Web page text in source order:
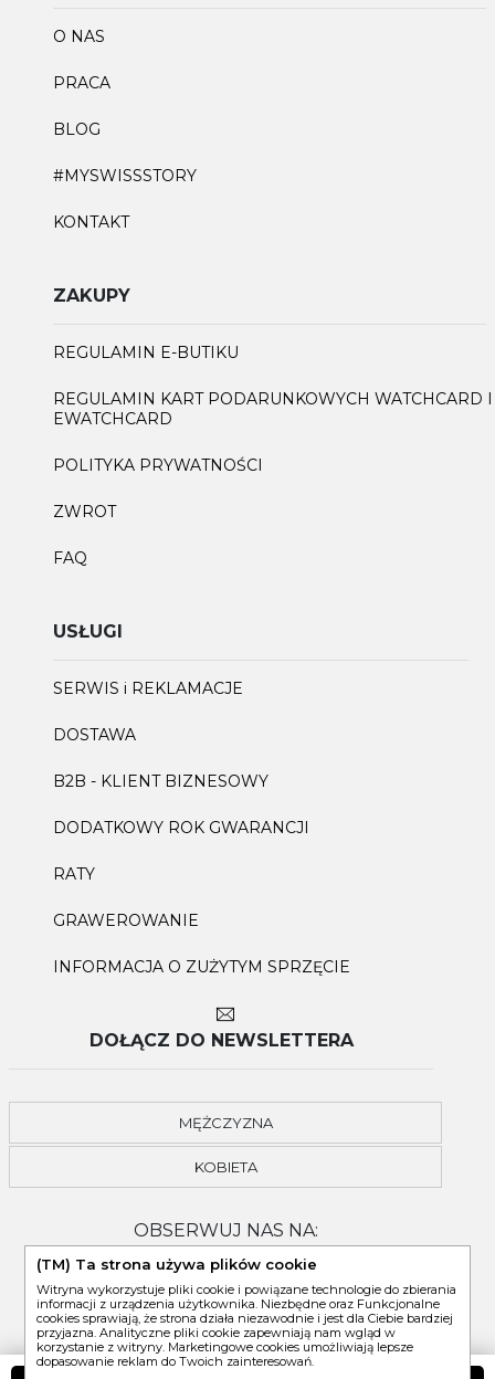
O NAS
PRACA
BLOG
#MYSWISSSTORY
KONTAKT
ZAKUPY
REGULAMIN E-BUTIKU
REGULAMIN KART PODARUNKOWYCH WATCHCARD I
EWATCHCARD
POLITYKA PRYWATNOŚCI
ZWROT
FAQ
USŁUGI
SERWIS i REKLAMACJE
DOSTAWA
B2B - KLIENT BIZNESOWY
DODATKOWY ROK GWARANCJI
RATY
GRAWEROWANIE
INFORMACJA O ZUŻYTYM SPRZĘCIE
DOŁĄCZ DO NEWSLETTERA
MĘŻCZYZNA
KOBIETA
OBSERWUJ NAS NA:
(TM) Ta strona używa plików cookie
Witryna wykorzystuje pliki cookie i powiązane technologie do zbierania
informacji z urządzenia użytkownika. Niezbędne oraz Funkcjonalne
cookies sprawiają, że strona działa niezawodnie i jest dla Ciebie bardziej
przyjazna. Analityczne pliki cookie zapewniają nam wgląd w
korzystanie z witryny. Marketingowe cookies umożliwiają lepsze
dopasowanie reklam do Twoich zainteresowań.